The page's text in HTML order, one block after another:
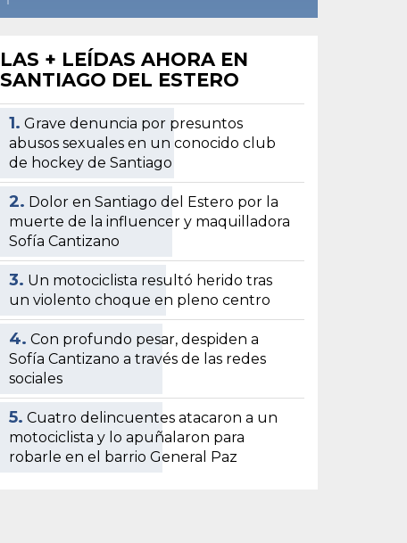
LAS + LEÍDAS AHORA EN
SANTIAGO DEL ESTERO
1. Grave denuncia por presuntos
abusos sexuales en un conocido club
de hockey de Santiago
2. Dolor en Santiago del Estero por la
muerte de la influencer y maquilladora
Sofía Cantizano
3. Un motociclista resultó herido tras
un violento choque en pleno centro
4. Con profundo pesar, despiden a
Sofía Cantizano a través de las redes
sociales
5. Cuatro delincuentes atacaron a un
motociclista y lo apuñalaron para
robarle en el barrio General Paz